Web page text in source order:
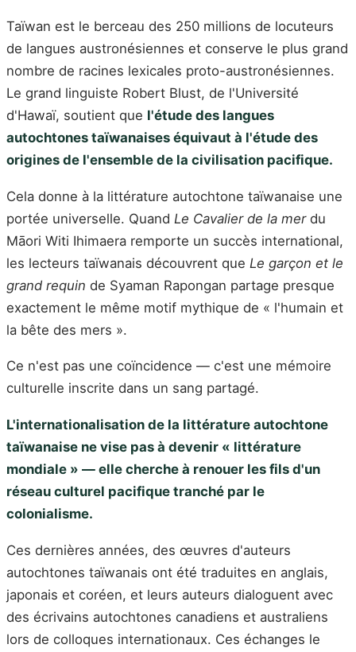
Taïwan est le berceau des 250 millions de locuteurs
de langues austronésiennes et conserve le plus grand
nombre de racines lexicales proto-austronésiennes.
Le grand linguiste Robert Blust, de l'Université
d'Hawaï, soutient que l'étude des langues
autochtones taïwanaises équivaut à l'étude des
origines de l'ensemble de la civilisation pacifique.
Cela donne à la littérature autochtone taïwanaise une
portée universelle. Quand Le Cavalier de la merdu
Māori Witi Ihimaera remporte un succès international,
les lecteurs taïwanais découvrent que Le garçon et le
grand requin de Syaman Rapongan partage presque
exactement le même motif mythique de « l'humain et
la bête des mers ».
Ce n'est pas une coïncidence — c'est une mémoire
culturelle inscrite dans un sang partagé.
L'internationalisation de la littérature autochtone
taïwanaise ne vise pas à devenir « littérature
mondiale » — elle cherche à renouer les fils d'un
réseau culturel pacifique tranché par le
colonialisme.
Ces dernières années, des œuvres d'auteurs
autochtones taïwanais ont été traduites en anglais,
japonais et coréen, et leurs auteurs dialoguent avec
des écrivains autochtones canadiens et australiens
lors de colloques internationaux. Ces échanges le